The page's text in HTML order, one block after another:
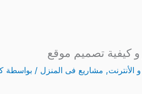
كيفية تصميم موقع
الأنترنت, مشاريع فى المنزل / بواسطة